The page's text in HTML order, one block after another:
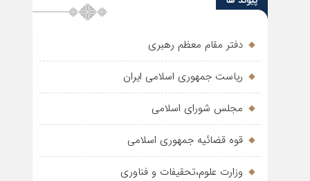
دفتر مقام معظم رهبری
ریاست جمهوری اسلامی ایران
مجلس شورای اسلامی
قوه قضائیه جمهوری اسلامی
وزارت علوم،تحقیفات و فناوری